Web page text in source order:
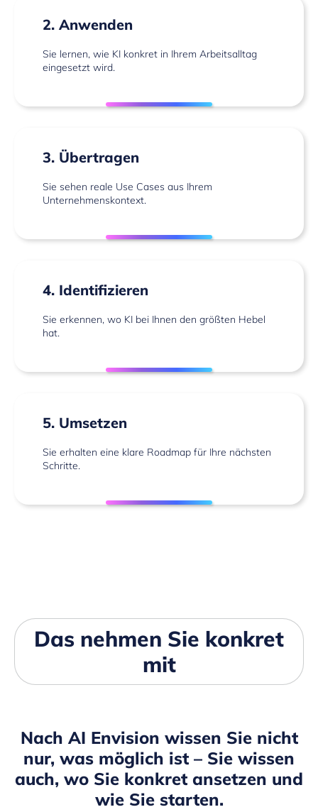
2. Anwenden
Sie lernen, wie KI konkret in Ihrem Arbeitsalltag
eingesetzt wird.
3. Übertragen
Sie sehen reale Use Cases aus Ihrem
Unternehmenskontext.
4. Identifizieren
Sie erkennen, wo KI bei Ihnen den größten Hebel
hat.
5. Umsetzen
Sie erhalten eine klare Roadmap für Ihre nächsten
Schritte.
Das nehmen Sie konkret
mit
Nach AI Envision wissen Sie nicht
nur, was möglich ist – Sie wissen
auch, wo Sie konkret ansetzen und
wie Sie starten.